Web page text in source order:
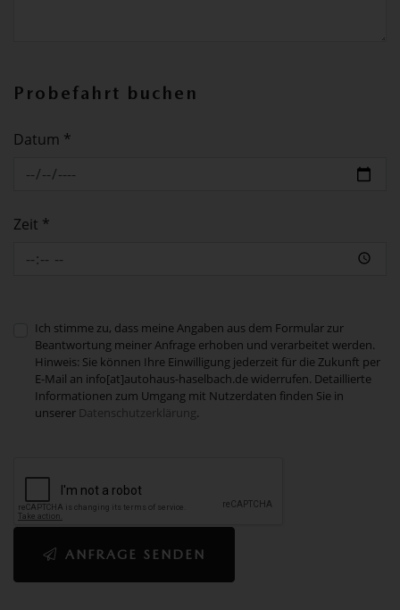
Probefahrt buchen
Datum *
Zeit *
Ich stimme zu, dass meine Angaben aus dem Formular zur
Beantwortung meiner Anfrage erhoben und verarbeitet werden.
Hinweis: Sie können Ihre Einwilligung jederzeit für die Zukunft per
E-Mail an info[at]autohaus-haselbach.de widerrufen. Detaillierte
Informationen zum Umgang mit Nutzerdaten finden Sie in
unserer Datenschutzerklärung.
ANFRAGE SENDEN